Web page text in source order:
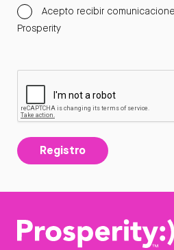
Acepto recibir
Prosperity
Registro